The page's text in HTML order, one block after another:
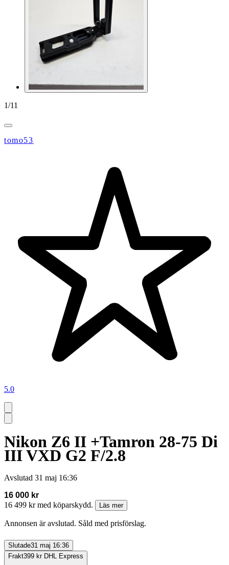
1/11
tomo53
5.0
Nikon Z6 II +Tamron 28-75 Di
III VXD G2 F/2.8
Avslutad 31 maj 16:36
16 000 kr
16 499 kr med köparskydd.
Läs mer
Annonsen är avslutad. Såld med prisförslag.
Slutade31 maj 16:36
Frakt399 kr DHL Express